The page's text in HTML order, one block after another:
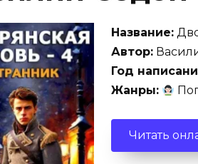
Название:
Автор:
Год
Жанры:
Читать